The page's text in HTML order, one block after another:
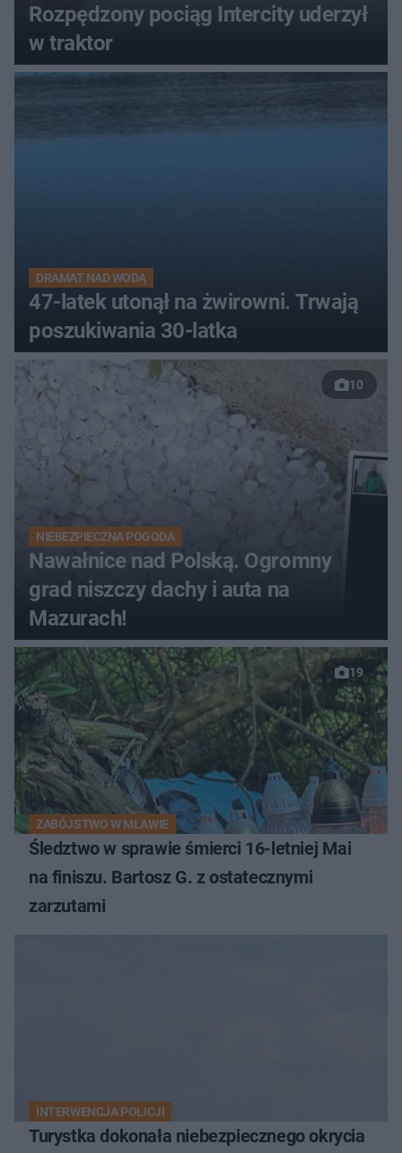
Rozpędzony pociąg Intercity uderzył
w traktor
DRAMAT NAD WODĄ
47-latek utonął na żwirowni. Trwają
poszukiwania 30-latka
10
NIEBEZPIECZNA POGODA
Nawałnice nad Polską. Ogromny
grad niszczy dachy i auta na
Mazurach!
19
ZABÓJSTWO W MŁAWIE
Śledztwo w sprawie śmierci 16-letniej Mai
na finiszu. Bartosz G. z ostatecznymi
zarzutami
INTERWENCJA POLICJI
Turystka dokonała niebezpiecznego okrycia